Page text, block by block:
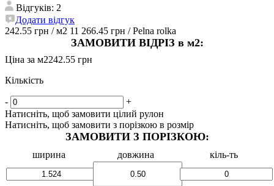
Відгуків: 2
Додати відгук
242.55 грн / м2 11 266.45 грн / Pelna rolka
ЗАМОВИТИ ВІДРІЗ в м2:
Ціна за м2242.55 грн
Кількість
-
+
Натисніть, щоб замовити цілий рулон
Натисніть, щоб замовити з порізкою в розмір
ЗАМОВИТИ З ПОРІЗКОЮ:
ширина довжина кіль-ть